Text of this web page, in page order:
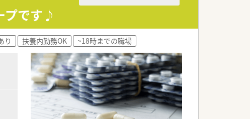
る信頼の法人です。
も実施しています。
ループだと言えます。
するなど、非常に家庭的な雰囲気です。
患者様一人ひとりに向き合えます。
ッフ同士の交流も活発に行われています。
プです♪
り 扶養内勤務OK ~18時までの職場